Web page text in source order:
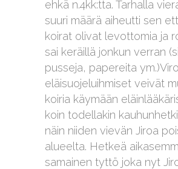
ehkä n.4kk:tta. Tarhalla
suuri määrä aiheutti sen
koirat olivat levottomia ja
sai keräillä jonkun verran
pusseja, papereita
eläisuojeluihmiset veivät
koiria käymään
koin todellakin
näin niiden vievän Jiroa
alueelta. Hetkeä
samainen tyttö joka nyt